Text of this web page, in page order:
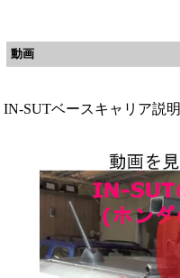
動画
IN-SUTベースキャリア説明